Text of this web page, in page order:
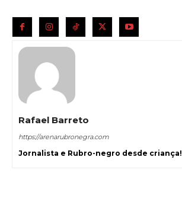
Rafael Barreto
https://arenarubronegra.com
Jornalista e Rubro-negro desde criança!